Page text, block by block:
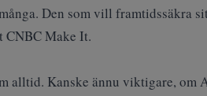
Den som vill framtidssäkra
CNBC Make It.
alltid. Kanske ännu viktigare, om